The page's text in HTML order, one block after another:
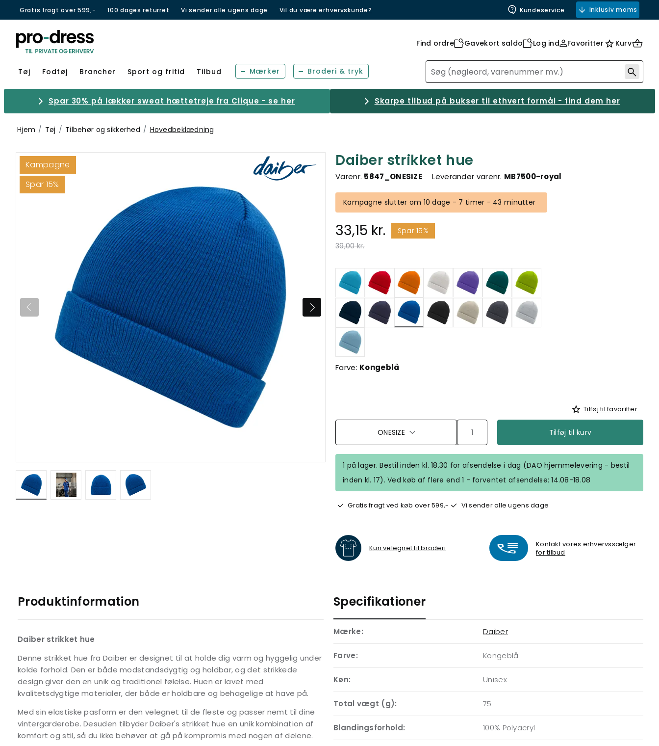
Gratis fragt over 599,- 100 dages returret Vi sender alle ugens dage Vil du være erhvervskunde? Kundeservice Inklusiv moms
Find ordre Gavekort saldo Log ind Favoritter Kurv
Tøj Fodtøj Brancher Sport og fritid Tilbud Mærker Broderi & tryk
Spar 30% på lækker sweat hættetrøje fra Clique - se her Skarpe tilbud på bukser til ethvert formål - find dem her
Hjem Tøj Tilbehør og sikkerhed Hovedbeklædning
Kampagne
Spar 15%
Daiber strikket hue
Varenr. 5847_ONESIZE Leverandør varenr. MB7500-royal
Kampagne slutter om 10 dage - 7 timer - 43 minutter
33,15 kr.
Spar 15%
Pris nedsat fra
39,00 kr.til
valgte
Farve: Kongeblå
Tilføj til favoritter
ONESIZE Tilføj til kurv
1 på lager. Bestil inden kl. 18.30 for afsendelse i dag (DAO hjemmelevering - bestil
inden kl. 17). Ved køb af flere end 1 - forventet afsendelse: 14.08-18.08
Gratis fragt ved køb over 599,- Vi sender alle ugens dage
Kun velegnet til broderi
Kontakt vores erhvervssælger
for tilbud
Produktinformation
Daiber strikket hue
Denne strikket hue fra Daiber er designet til at holde dig varm og hyggelig under
kolde forhold. Den er både modstandsdygtig og holdbar, og det strikkede
design giver den en unik og traditionel følelse. Huen er lavet med
kvalitetsdygtige materialer, der både er holdbare og behagelige at have på.
Med sin elastiske pasform er den velegnet til de fleste og passer nemt til dine
vintergarderobe. Desuden tilbyder Daiber's strikket hue en unik kombination af
komfort og stil, så du ikke behøver at gå på kompromis med nogen af delene.
Specifikationer
Mærke: Daiber
Farve: Kongeblå
Køn: Unisex
Total vægt (g): 75
Blandingsforhold: 100% Polyacryl